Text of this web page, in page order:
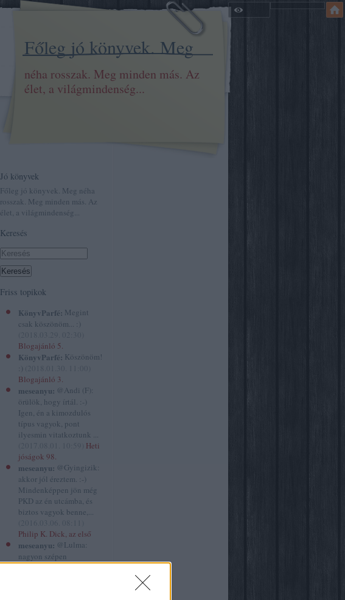
Főleg jó könyvek. Meg
néha rosszak. Meg minden más. Az
élet, a világmindenség...
Jó könyvek
Főleg jó könyvek. Meg néha
rosszak. Meg minden más. Az
élet, a világmindenség...
Keresés
Friss topikok
KönyvParfé: Megint
csak köszönöm... :)
Blogajánló 5.
KönyvParfé: Köszönöm!
:)
Blogajánló 3.
meseanyu: @Andi (F):
örülök, hogy írtál. :-)
Igen, én a kimozdulós
típus vagyok, pont
ilyesmin vitatkoztunk ...
Heti
jóságok 98.
meseanyu: @Gyingizik:
akkor jól éreztem. :-)
Mindenképpen jön még
PKD az én utcámba, és
biztos vagyok benne,...
Philip K. Dick, az első
meseanyu: @Lulma:
nagyon szépen
köszönöm. :-)